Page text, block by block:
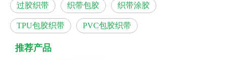
过胶织带 织带包胶 织带涂胶
TPU包胶织带 PVC包胶织带
推荐产品